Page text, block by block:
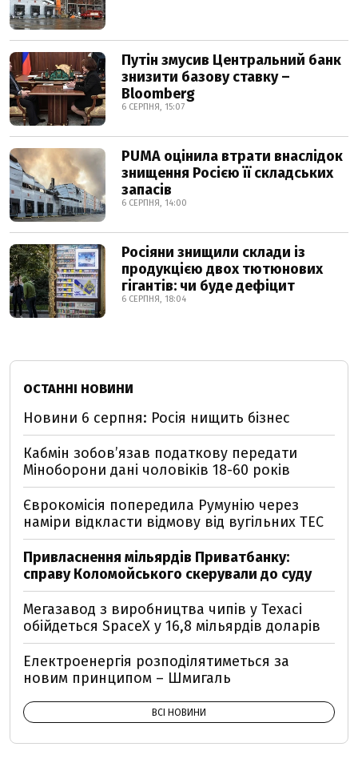
Путін змусив Центральний банк
знизити базову ставку –
Bloomberg
6 СЕРПНЯ, 15:07
PUMA оцінила втрати внаслідок
знищення Росією її складських
запасів
6 СЕРПНЯ, 14:00
Росіяни знищили склади із
продукцією двох тютюнових
гігантів: чи буде дефіцит
6 СЕРПНЯ, 18:04
ОСТАННІ НОВИНИ
Новини 6 серпня: Росія нищить бізнес
Кабмін зобовʼязав податкову передати
Міноборони дані чоловіків 18-60 років
Єврокомісія попередила Румунію через
наміри відкласти відмову від вугільних ТЕС
Привласнення мільярдів Приватбанку:
справу Коломойського скерували до суду
Мегазавод з виробництва чипів у Техасі
обійдеться SpaceX у 16,8 мільярдів доларів
Електроенергія розподілятиметься за
новим принципом – Шмигаль
ВСІ НОВИНИ